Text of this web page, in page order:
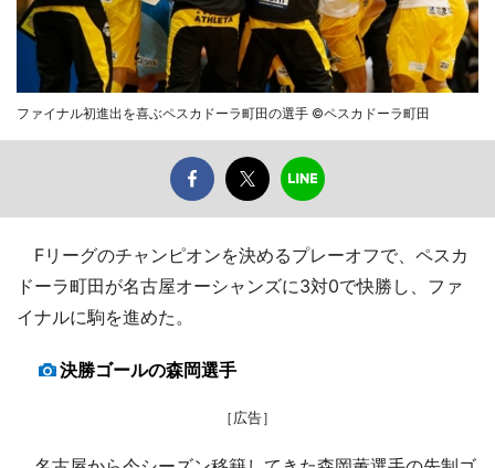
ファイナル初進出を喜ぶペスカドーラ町田の選手 ©ペスカドーラ町田
Fリーグのチャンピオンを決めるプレーオフで、ペスカ
ドーラ町田が名古屋オーシャンズに3対0で快勝し、ファ
イナルに駒を進めた。
決勝ゴールの森岡選手
［広告］